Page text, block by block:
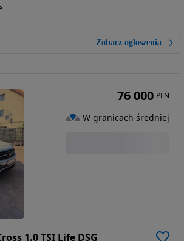
Zobacz ogłoszenia
1.0 TSI Life DSG
76 000 PLN
W granicach średniej